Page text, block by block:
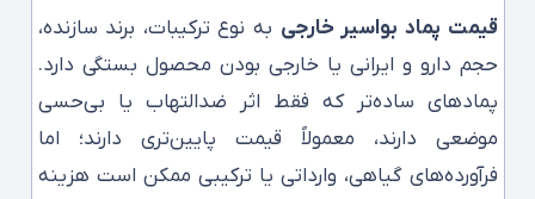
قیمت پماد بواسیر خارجی به نوع ترکیبات، برند سازنده،
حجم دارو و ایرانی یا خارجی بودن محصول بستگی دارد.
پمادهای ساده‌تر که فقط اثر ضدالتهاب یا بی‌حسی
موضعی دارند، معمولاً قیمت پایین‌تری دارند؛ اما
فرآورده‌های گیاهی، وارداتی یا ترکیبی ممکن است هزینه